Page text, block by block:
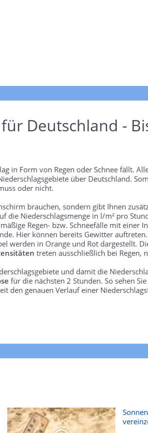
Deutschland -
in Form von Regen oder Schnee fällt.
über Deutschland.
oder nicht.
brauchen, sondern gibt Ihnen
Niederschlagsmenge in l/m² pro
Regen- bzw. Schneefälle mit einer
Hier können bereits Gewitter
werden in Orange und Rot dargestellt.
treten ausschließlich bei Regen,
und damit die
für die nächsten 2 Stunden. So sehen
den genauen Verlauf einer